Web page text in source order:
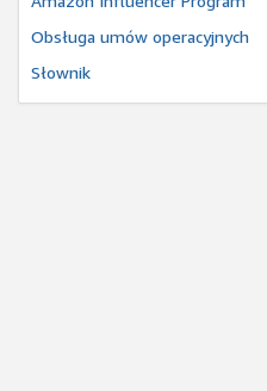
Obsługa umów operacyjnych
Słownik